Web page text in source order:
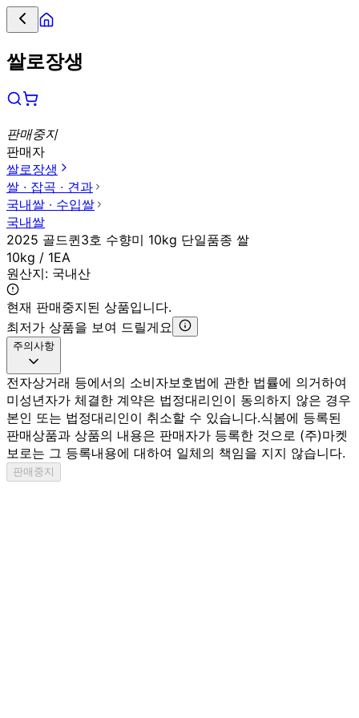
쌀로장생
판매중지
판매자
쌀로장생
쌀 ∙ 잡곡 ∙ 견과
국내쌀 ∙ 수입쌀
국내쌀
2025 골드퀸3호 수향미 10kg 단일품종 쌀
10kg / 1EA
원산지: 국내산
현재 판매중지된 상품입니다.
최저가 상품을 보여 드릴게요
주의사항
전자상거래 등에서의 소비자보호법에 관한 법률에 의거하여
미성년자가 체결한 계약은 법정대리인이 동의하지 않은 경우
본인 또는 법정대리인이 취소할 수 있습니다.식봄에 등록된
판매상품과 상품의 내용은 판매자가 등록한 것으로 (주)마켓
보로는 그 등록내용에 대하여 일체의 책임을 지지 않습니다.
판매중지